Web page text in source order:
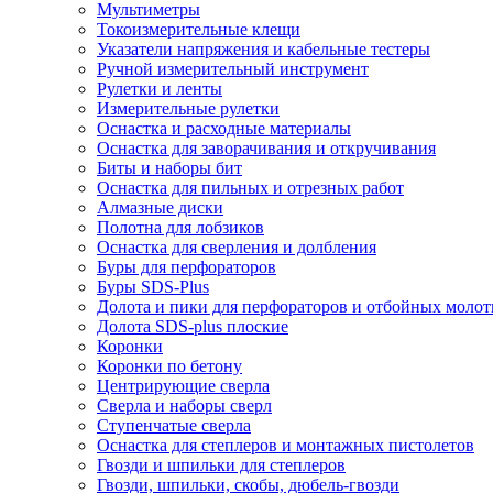
Мультиметры
Токоизмерительные клещи
Указатели напряжения и кабельные тестеры
Ручной измерительный инструмент
Рулетки и ленты
Измерительные рулетки
Оснастка и расходные материалы
Оснастка для заворачивания и откручивания
Биты и наборы бит
Оснастка для пильных и отрезных работ
Алмазные диски
Полотна для лобзиков
Оснастка для сверления и долбления
Буры для перфораторов
Буры SDS-Plus
Долота и пики для перфораторов и отбойных
Долота SDS-plus плоские
Коронки
Коронки по бетону
Центрирующие сверла
Сверла и наборы сверл
Ступенчатые сверла
Оснастка для степлеров и монтажных пистолетов
Гвозди и шпильки для степлеров
Гвозди, шпильки, скобы, дюбель-гвозди